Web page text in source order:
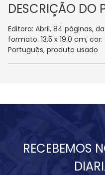
DESCRIÇÃO DO
Editora: Abril, 84 páginas,
formato: 13.5 x 19.0 cm,
Português, produto usado
RECEBEMOS